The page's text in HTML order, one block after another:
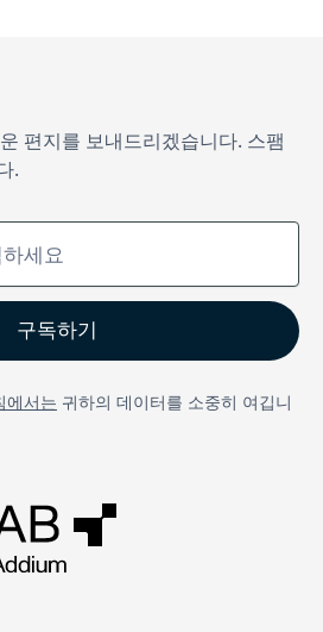
편지를 보내드리겠습니다. 스팸
.
에서는 귀하의 데이터를 소중히 여깁니